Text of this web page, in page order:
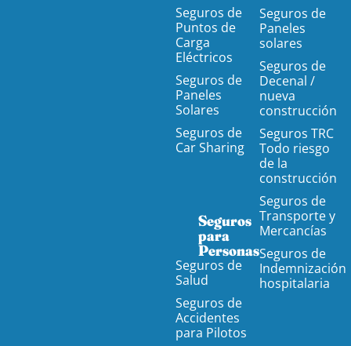
Seguros de
Puntos de
Carga
Eléctricos
Seguros de
Paneles
Solares
Seguros de
Car Sharing
Seguros
para
Personas
Seguros de
Salud
Seguros de
Accidentes
para Pilotos
Seguros de
Paneles
solares
Seguros de
Decenal /
nueva
construcción
Seguros TRC
Todo riesgo
de la
construcción
Seguros de
Transporte y
Mercancías
Seguros de
Indemnización
hospitalaria